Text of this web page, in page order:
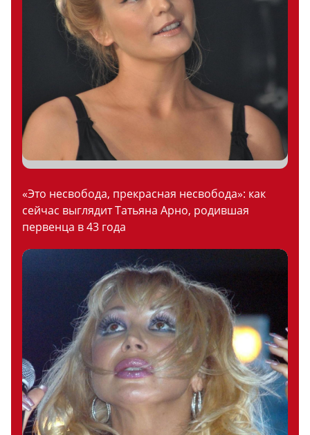
«Это несвобода, прекрасная несвобода»: как
сейчас выглядит Татьяна Арно, родившая
первенца в 43 года